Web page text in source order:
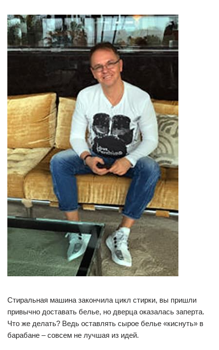
Стиральная машина закончила цикл стирки, вы пришли
привычно доставать белье, но дверца оказалась заперта.
Что же делать? Ведь оставлять сырое белье «киснуть» в
барабане – совсем не лучшая из идей.